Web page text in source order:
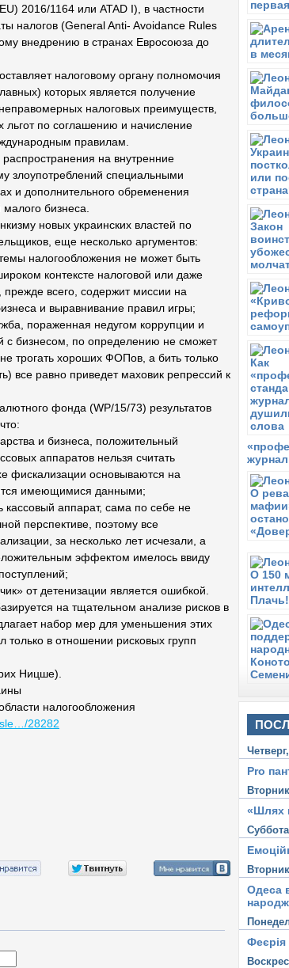
2016/1164 или ATAD I), в частности
налогов (General Anti- Avoidance Rules
внедрению в странах Евросоюза до
налоговому органу полномочия
которых является получение
налоговых преимуществ,
льгот по соглашению и начисление
правилам.
на внутренние
злоупотреблений специальными
и дополнительного обременения
малого бизнеса.
новых украинских властей по
еще несколько аргументов:
налогообложения не может быть
контексте налоговой или даже
всего, содержит миссии на
и выравнивание правил игры;
пораженная недугом коррупции и
с бизнесом, по определению не сможет
трогать хороших ФОПов, а бить только
все равно приведет маховик репрессий к
фонда (WP/15/73) результатов
и бизнеса, положительный
аппаратов нельзя считать
фискализации основываются на
имеющимися данными;
кассовый аппарат, сама по себе не
перспективе, поэтому все
за несколько лет исчезали, а
эффектом имелось ввиду
от детенизации является ошибкой.
на тщательном анализе рисков в
набор мер для уменьшения этих
в отношении рисковых групп
Ницше).
налогообложения
28282
Четверг,
Pro
«Шлях
Одеса
Феєрія